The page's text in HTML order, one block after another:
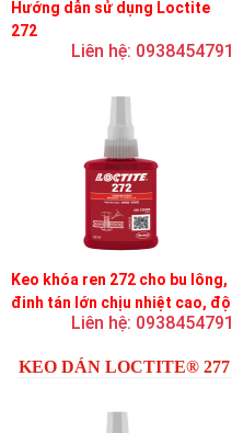
Hướng dẫn sử dụng Loctite
272
Liên hệ: 0938454791
Keo khóa ren 272 cho bu lông,
đinh tán lớn chịu nhiệt cao, độ
bền cao, độ nhớt trung bình
Liên hệ: 0938454791
KEO DÁN LOCTITE® 277